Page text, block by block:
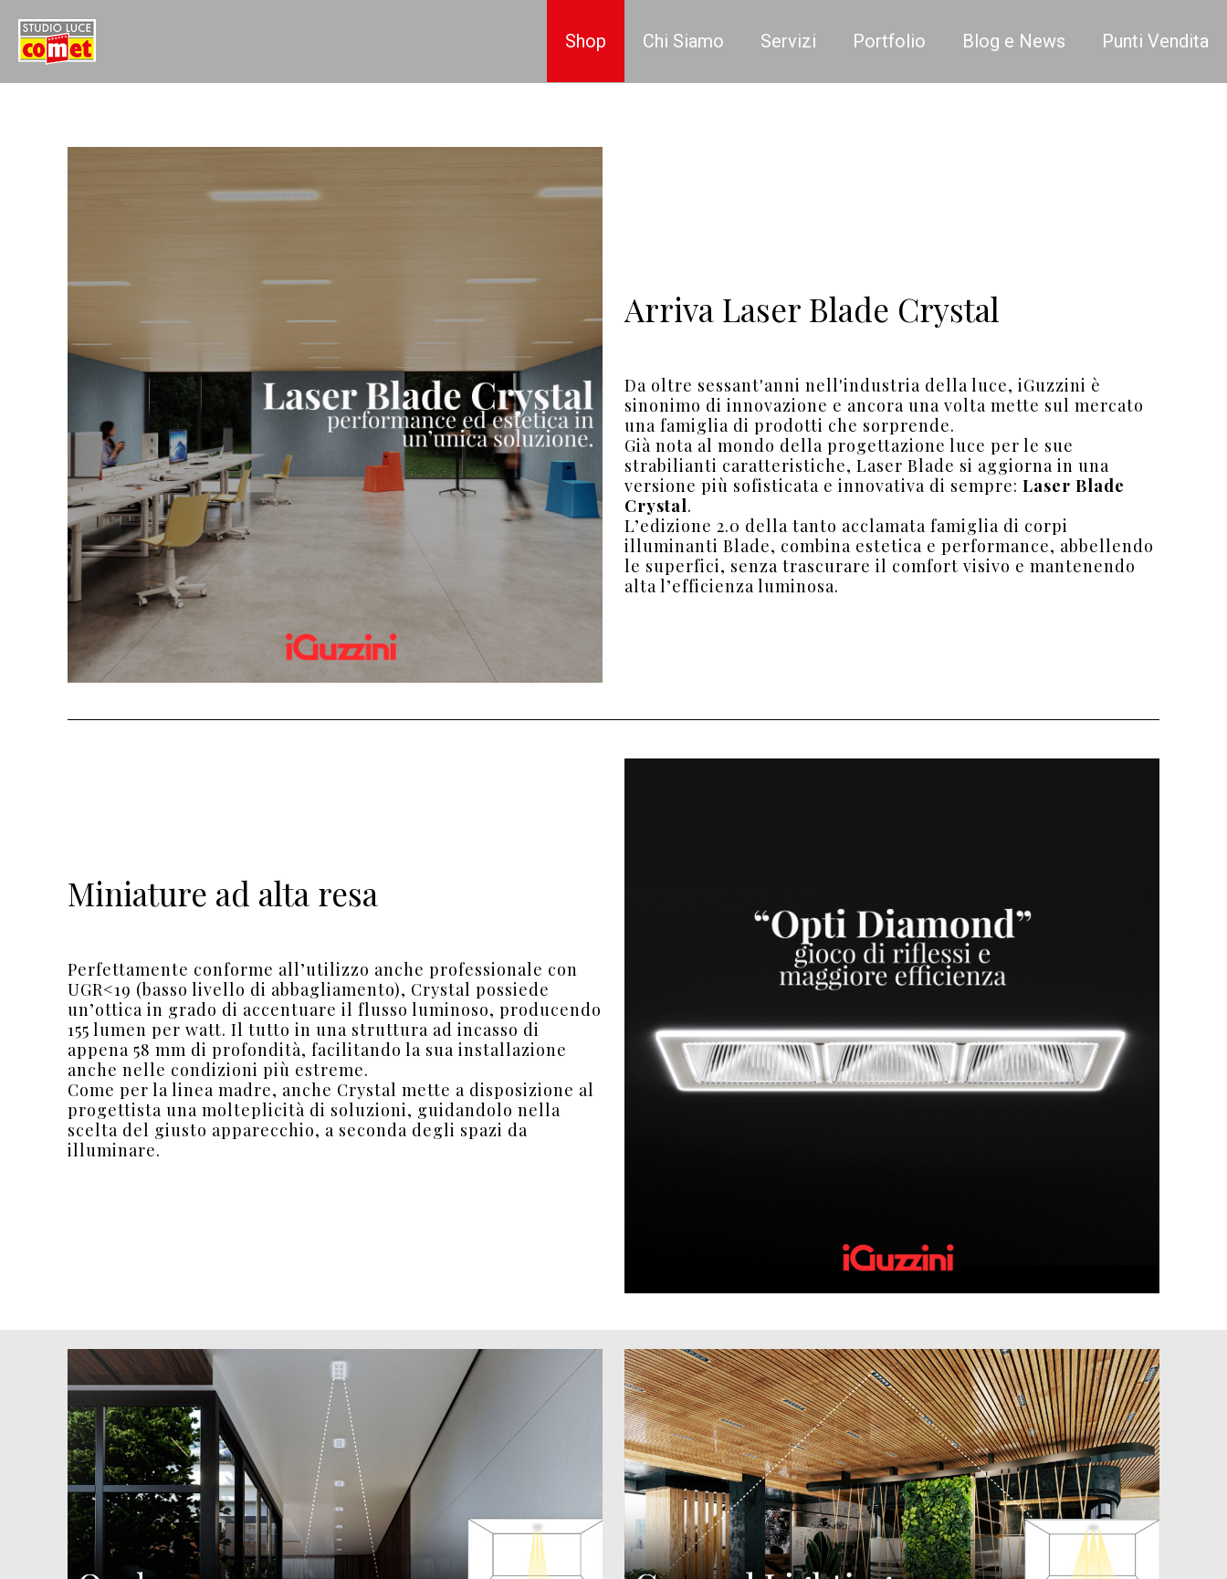
Shop Chi Siamo Servizi Portfolio Blog e News Punti Vendita
Arriva Laser Blade Crystal
Da oltre sessant'anni nell'industria della luce, iGuzzini è
sinonimo di innovazione e ancora una volta mette sul mercato
una famiglia di prodotti che sorprende.
Già nota al mondo della progettazione luce per le sue
strabilianti caratteristiche, Laser Blade si aggiorna in una
versione più sofisticata e innovativa di sempre: Laser Blade
Crystal.
L’edizione 2.0 della tanto acclamata famiglia di corpi
illuminanti Blade, combina estetica e performance, abbellendo
le superfici, senza trascurare il comfort visivo e mantenendo
alta l’efficienza luminosa.
Miniature ad alta resa
Perfettamente conforme all’utilizzo anche professionale con
UGR<19 (basso livello di abbagliamento), Crystal possiede
un’ottica in grado di accentuare il flusso luminoso, producendo
155 lumen per watt. Il tutto in una struttura ad incasso di
appena 58 mm di profondità, facilitando la sua installazione
anche nelle condizioni più estreme.
Come per la linea madre, anche Crystal mette a disposizione al
progettista una molteplicità di soluzioni, guidandolo nella
scelta del giusto apparecchio, a seconda degli spazi da
illuminare.